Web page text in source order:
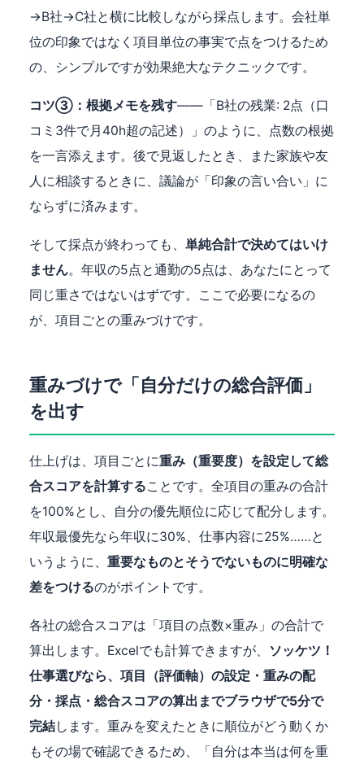
→B社→C社と横に比較しながら採点します。会社単
位の印象ではなく項目単位の事実で点をつけるため
の、シンプルですが効果絶大なテクニックです。
コツ③：根拠メモを残す——「B社の残業: 2点（口
コミ3件で月40h超の記述）」のように、点数の根拠
を一言添えます。後で見返したとき、また家族や友
人に相談するときに、議論が「印象の言い合い」に
ならずに済みます。
そして採点が終わっても、 単純合計で決めてはいけ
ません。年収の5点と通勤の5点は、あなたにとって
同じ重さではないはずです。ここで必要になるの
が、項目ごとの重みづけです。
重みづけで「自分だけの総合評価」
を出す
仕上げは、項目ごとに重み（重要度）を設定して総
合スコアを計算することです。全項目の重みの合計
を100%とし、自分の優先順位に応じて配分します。
年収最優先なら年収に30%、仕事内容に25%……と
いうように、 重要なものとそうでないものに明確な
差をつけるのがポイントです。
各社の総合スコアは「項目の点数×重み」の合計で
算出します。Excelでも計算できますが、
ソッケツ！
仕事選びなら、項目（評価軸）の設定・重みの配
分・採点・総合スコアの算出までブラウザで5分で
完結します。重みを変えたときに順位がどう動くか
もその場で確認できるため、「自分は本当は何を重